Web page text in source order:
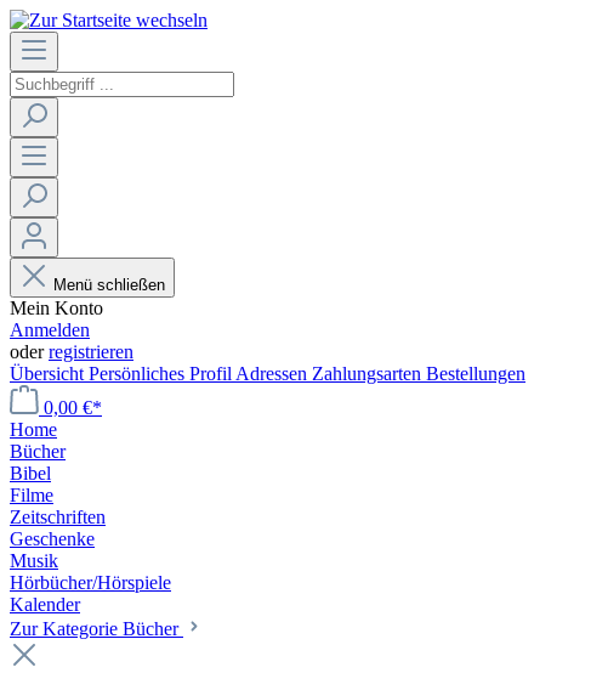
Menü schließen
Mein Konto
Anmelden
oderregistrieren
Übersicht Persönliches Profil Adressen Zahlungsarten Bestellungen
0,00 €*
Home
Bücher
Bibel
Filme
Zeitschriften
Geschenke
Musik
Hörbücher/Hörspiele
Kalender
Zur Kategorie Bücher